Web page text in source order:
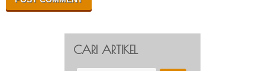
CARI ARTIKEL